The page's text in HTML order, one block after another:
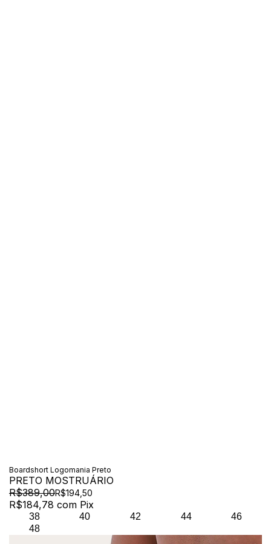
Boardshort Logomania Preto
PRETO MOSTRUÁRIO
R$389,00R$194,50
R$184,78 com Pix
38 40 42 44
46
48